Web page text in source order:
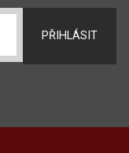
PŘIHLÁSIT